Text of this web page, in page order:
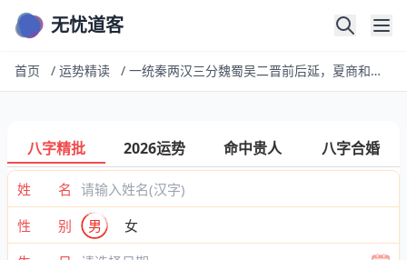
无忧道客
首页 / 运势精读 / 一统秦两汉三分魏蜀吴二晋前后延，夏商和西周，东周分两段， 春秋和战国，
八字精批 2026运势 命中贵人 八字合婚
姓 名
性 别
男
女